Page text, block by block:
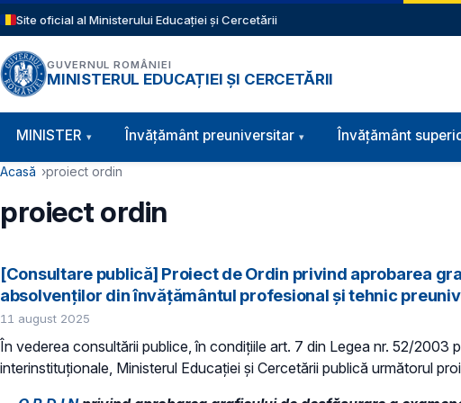
Sari la conținutul principal
Site oficial al Ministerului Educației și Cercetării
GUVERNUL ROMÂNIEI
MINISTERUL EDUCAȚIEI ȘI CERCETĂRII
Navigație principală
MINISTER Învăţământ preuniversitar Învățământ
Cale de navigare
Acasă proiect ordin
proiect ordin
[Consultare publică] Proiect de Ordin privind aprobarea
absolvenţilor din învăţământul profesional şi tehnic
11 august 2025
În vederea consultării publice, în condiţiile art. 7 din Legea nr. 52/2003
interinstituționale, Ministerul Educaţiei și Cercetării publică următorul